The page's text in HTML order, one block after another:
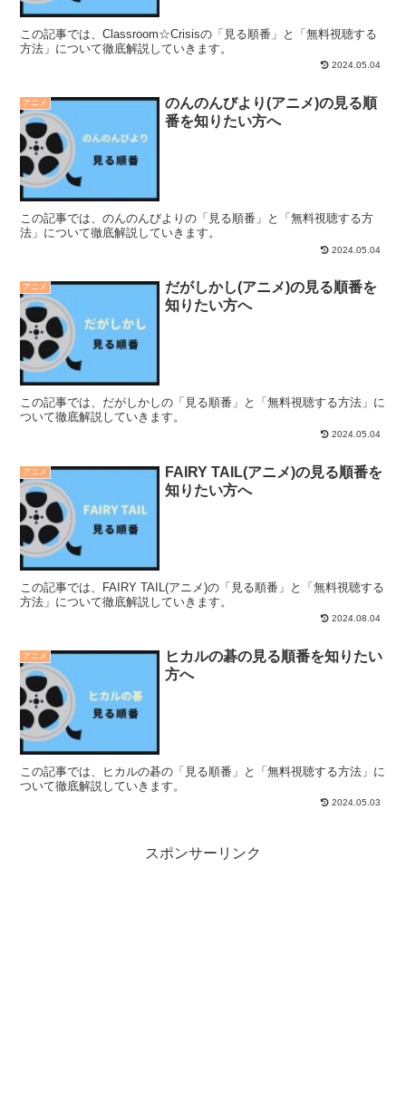
この記事では、Classroom☆Crisisの「見る順番」と「無料視聴する
方法」について徹底解説していきます。
2024.05.04
アニメ
のんのんびより(アニメ)の見る順
番を知りたい方へ
この記事では、のんのんびよりの「見る順番」と「無料視聴する方
法」について徹底解説していきます。
2024.05.04
アニメ
だがしかし(アニメ)の見る順番を
知りたい方へ
この記事では、だがしかしの「見る順番」と「無料視聴する方法」に
ついて徹底解説していきます。
2024.05.04
アニメ
FAIRY TAIL(アニメ)の見る順番を
知りたい方へ
この記事では、FAIRY TAIL(アニメ)の「見る順番」と「無料視聴する
方法」について徹底解説していきます。
2024.08.04
アニメ
ヒカルの碁の見る順番を知りたい
方へ
この記事では、ヒカルの碁の「見る順番」と「無料視聴する方法」に
ついて徹底解説していきます。
2024.05.03
スポンサーリンク